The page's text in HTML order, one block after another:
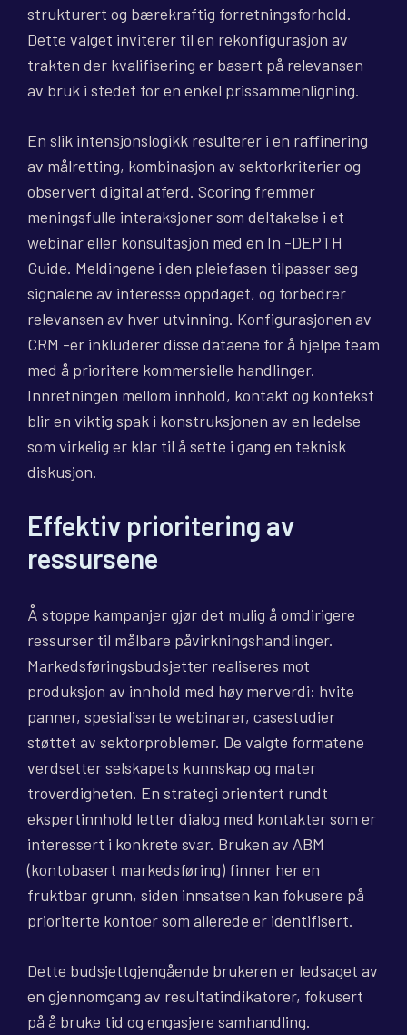
strukturert og bærekraftig forretningsforhold.
Dette valget inviterer til en rekonfigurasjon av
trakten der kvalifisering er basert på relevansen
av bruk i stedet for en enkel prissammenligning.
En slik intensjonslogikk resulterer i en raffinering
av målretting, kombinasjon av sektorkriterier og
observert digital atferd. Scoring fremmer
meningsfulle interaksjoner som deltakelse i et
webinar eller konsultasjon med en In -DEPTH
Guide. Meldingene i den pleiefasen tilpasser seg
signalene av interesse oppdaget, og forbedrer
relevansen av hver utvinning. Konfigurasjonen av
CRM -er inkluderer disse dataene for å hjelpe team
med å prioritere kommersielle handlinger.
Innretningen mellom innhold, kontakt og kontekst
blir en viktig spak i konstruksjonen av en ledelse
som virkelig er klar til å sette i gang en teknisk
diskusjon.
Effektiv prioritering av
ressursene
Å stoppe kampanjer gjør det mulig å omdirigere
ressurser til målbare påvirkningshandlinger.
Markedsføringsbudsjetter realiseres mot
produksjon av innhold med høy merverdi: hvite
panner, spesialiserte webinarer, casestudier
støttet av sektorproblemer. De valgte formatene
verdsetter selskapets kunnskap og mater
troverdigheten. En strategi orientert rundt
ekspertinnhold letter dialog med kontakter som er
interessert i konkrete svar. Bruken av ABM
(kontobasert markedsføring) finner her en
fruktbar grunn, siden innsatsen kan fokusere på
prioriterte kontoer som allerede er identifisert.
Dette budsjettgjengående brukeren er ledsaget av
en gjennomgang av resultatindikatorer, fokusert
på å bruke tid og engasjere samhandling.